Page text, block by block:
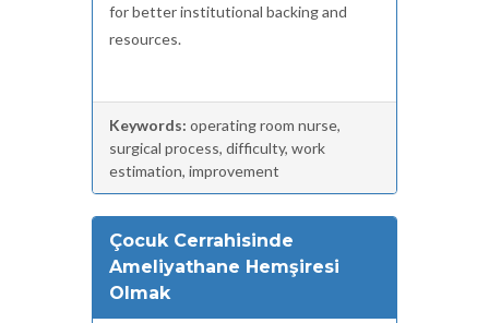
for better institutional backing and
resources.
Keywords: operating room nurse,
surgical process, difficulty, work
estimation, improvement
Çocuk Cerrahisinde
Ameliyathane Hemşiresi
Olmak